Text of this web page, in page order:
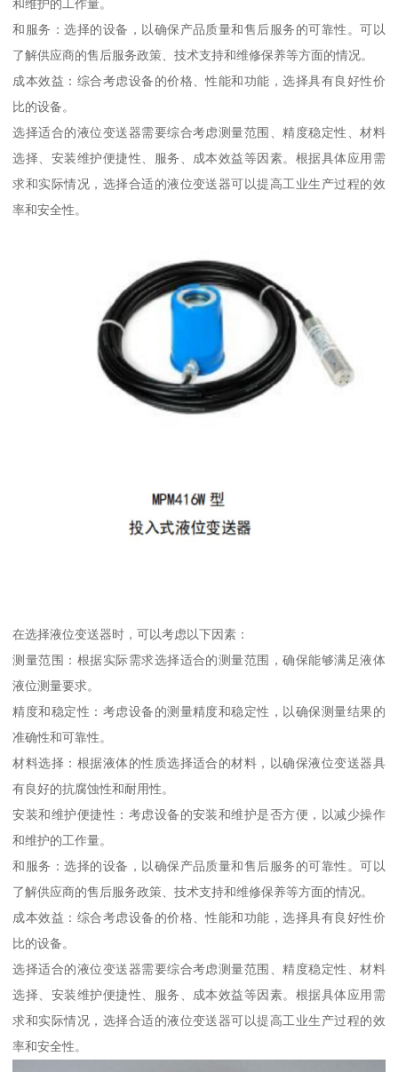
和维护的工作量。
和服务：选择的设备，以确保产品质量和售后服务的可靠性。可以
了解供应商的售后服务政策、技术支持和维修保养等方面的情况。
成本效益：综合考虑设备的价格、性能和功能，选择具有良好性价
比的设备。
选择适合的液位变送器需要综合考虑测量范围、精度稳定性、材料
选择、安装维护便捷性、服务、成本效益等因素。根据具体应用需
求和实际情况，选择合适的液位变送器可以提高工业生产过程的效
率和安全性。
在选择液位变送器时，可以考虑以下因素：
测量范围：根据实际需求选择适合的测量范围，确保能够满足液体
液位测量要求。
精度和稳定性：考虑设备的测量精度和稳定性，以确保测量结果的
准确性和可靠性。
材料选择：根据液体的性质选择适合的材料，以确保液位变送器具
有良好的抗腐蚀性和耐用性。
安装和维护便捷性：考虑设备的安装和维护是否方便，以减少操作
和维护的工作量。
和服务：选择的设备，以确保产品质量和售后服务的可靠性。可以
了解供应商的售后服务政策、技术支持和维修保养等方面的情况。
成本效益：综合考虑设备的价格、性能和功能，选择具有良好性价
比的设备。
选择适合的液位变送器需要综合考虑测量范围、精度稳定性、材料
选择、安装维护便捷性、服务、成本效益等因素。根据具体应用需
求和实际情况，选择合适的液位变送器可以提高工业生产过程的效
率和安全性。